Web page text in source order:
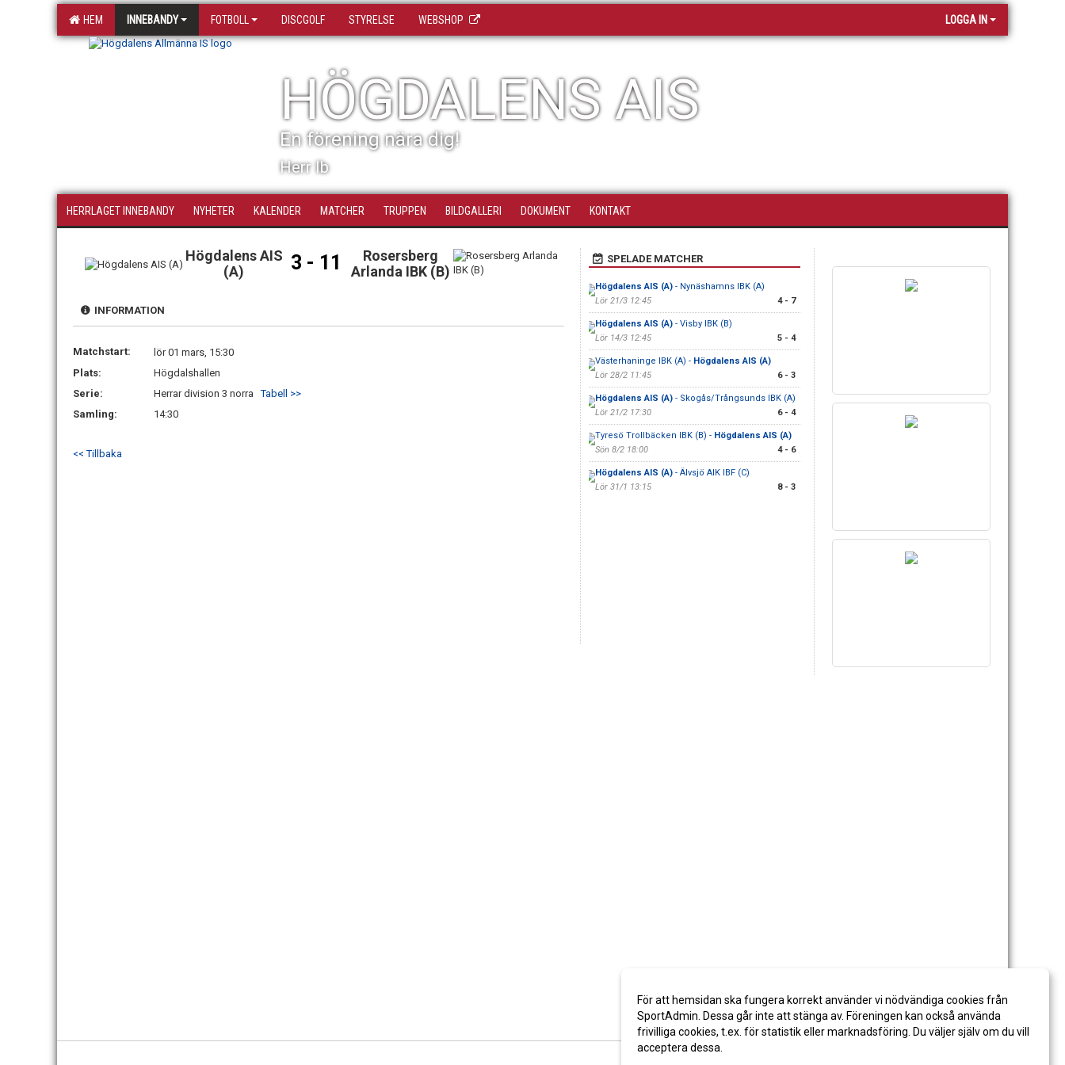
HEM INNEBANDY FOTBOLL DISCGOLF STYRELSE WEBSHOP LOGGA IN
HÖGDALENS AIS
En förening nära dig!
Herr Ib
HERRLAGET INNEBANDY NYHETER KALENDER MATCHER TRUPPEN BILDGALLERI DOKUMENT KONTAKT
Högdalens AIS
(A)
3 - 11
Rosersberg
Arlanda IBK (B)
INFORMATION
Matchstart:
lör 01 mars, 15:30
Plats:
Högdalshallen
Serie:
Herrar division 3 norraTabell >>
Samling:
14:30
<< Tillbaka
SPELADE MATCHER
Högdalens AIS (A)- Nynäshamns IBK (A)
Lör 21/3 12:45
4 - 7
Högdalens AIS (A)- Visby IBK (B)
Lör 14/3 12:45
5 - 4
Västerhaninge IBK (A) - Högdalens AIS (A)
Lör 28/2 11:45
6 - 3
Högdalens AIS (A)- Skogås/Trångsunds IBK (A)
Lör 21/2 17:30
6 - 4
Tyresö Trollbäcken IBK (B) - Högdalens AIS (A)
Sön 8/2 18:00
4 - 6
Högdalens AIS (A)- Älvsjö AIK IBF (C)
Lör 31/1 13:15
8 - 3
För att hemsidan ska fungera korrekt använder vi nödvändiga cookies från
SportAdmin. Dessa går inte att stänga av. Föreningen kan också använda
frivilliga cookies, t.ex. för statistik eller marknadsföring. Du väljer själv om du vill
acceptera dessa.